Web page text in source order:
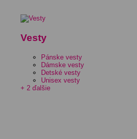
Vesty
Pánske vesty
Dámske vesty
Detské vesty
Unisex vesty
+ 2 ďalšie